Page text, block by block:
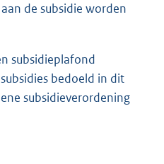
de subsidie worden
subsidieplafond
bedoeld in dit
subsidieverordening